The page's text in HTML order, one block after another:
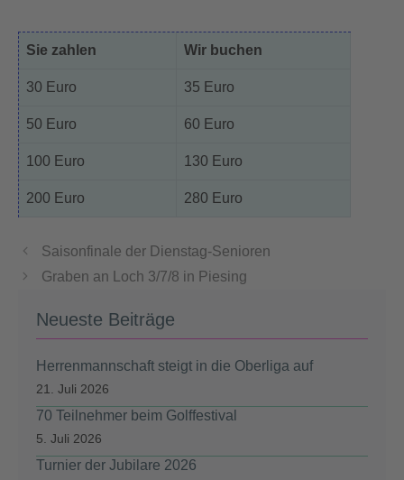
Sie zahlen Wir buchen
30 Euro 35 Euro
50 Euro 60 Euro
100 Euro 130 Euro
200 Euro 280 Euro
Saisonfinale der Dienstag-Senioren
Graben an Loch 3/7/8 in Piesing
Neueste Beiträge
Herrenmannschaft steigt in die Oberliga auf
21. Juli 2026
70 Teilnehmer beim Golffestival
5. Juli 2026
Turnier der Jubilare 2026